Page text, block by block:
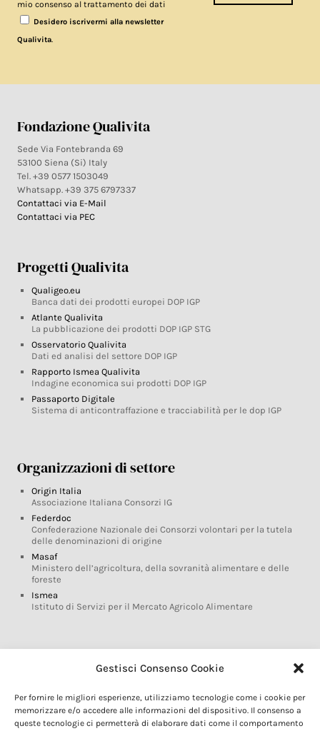
Gestisci Consenso Cookie
Per fornire le migliori esperienze, utilizziamo tecnologie come i cookie per
memorizzare e/o accedere alle informazioni del dispositivo. Il consenso a
queste tecnologie ci permetterà di elaborare dati come il comportamento
mio consenso al trattamento dei dati
Desidero iscrivermi alla newsletter
Qualivita.
Fondazione Qualivita
Sede Via Fontebranda 69
53100 Siena (Si) Italy
Tel. +39 0577 1503049
Whatsapp. +39 375 6797337
Contattaci via E-Mail
Contattaci via PEC
Progetti Qualivita
Qualigeo.eu
Banca dati dei prodotti europei DOP IGP
Atlante Qualivita
La pubblicazione dei prodotti DOP IGP STG
Osservatorio Qualivita
Dati ed analisi del settore DOP IGP
Rapporto Ismea Qualivita
Indagine economica sui prodotti DOP IGP
Passaporto Digitale
Sistema di anticontraffazione e tracciabilità per le dop IGP
Organizzazioni di settore
Origin Italia
Associazione Italiana Consorzi IG
Federdoc
Confederazione Nazionale dei Consorzi volontari per la tutela
delle denominazioni di origine
Masaf
Ministero dell’agricoltura, della sovranità alimentare e delle
foreste
Ismea
Istituto di Servizi per il Mercato Agricolo Alimentare
Glossario DOP IGP
Marchi DOP IGP
Normativa prodotti DOP IGP